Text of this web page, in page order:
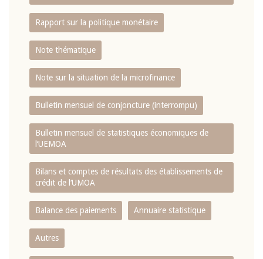
Rapport sur la politique monétaire
Note thématique
Note sur la situation de la microfinance
Bulletin mensuel de conjoncture (interrompu)
Bulletin mensuel de statistiques économiques de
l‘UEMOA
Bilans et comptes de résultats des établissements de
crédit de l‘UMOA
Balance des paiements Annuaire statistique
Autres